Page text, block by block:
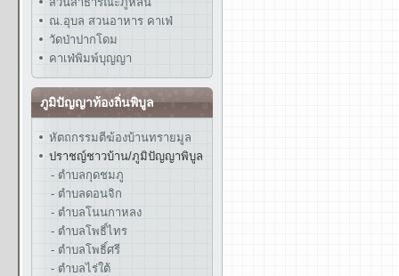
ณ.อุบล สวนอาหาร คาเฟ่
วัดป่าปากโดม
คาเฟ่พิมพ์บุญญา
ภูมิปัญญาท้องถิ่นพิบูล
หัตถกรรมตีฆ้องบ้านทรายมูล
ปราชญ์ชาวบ้าน/ภูมิปัญญาพิบูล
- ตำบลกุดชมภู
- ตำบลดอนจิก
- ตำบลโนนกาหลง
- ตำบลโพธิ์ไทร
- ตำบลโพธิ์ศรี
- ตำบลไร่ใต้